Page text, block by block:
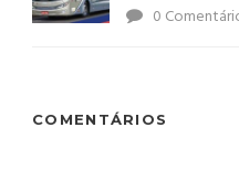
0
COMENTÁRIOS